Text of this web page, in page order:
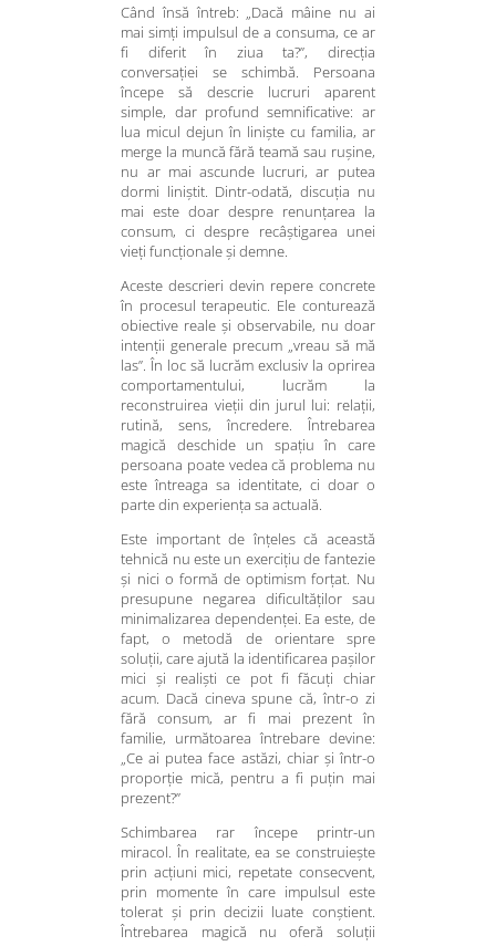
Când însă întreb: „Dacă mâine nu ai
mai simți impulsul de a consuma, ce ar
fi diferit în ziua ta?”, direcția
conversației se schimbă. Persoana
începe să descrie lucruri aparent
simple, dar profund semnificative: ar
lua micul dejun în liniște cu familia, ar
merge la muncă fără teamă sau rușine,
nu ar mai ascunde lucruri, ar putea
dormi liniștit. Dintr-odată, discuția nu
mai este doar despre renunțarea la
consum, ci despre recâștigarea unei
vieți funcționale și demne.
Aceste descrieri devin repere concrete
în procesul terapeutic. Ele conturează
obiective reale și observabile, nu doar
intenții generale precum „vreau să mă
las”. În loc să lucrăm exclusiv la oprirea
comportamentului, lucrăm la
reconstruirea vieții din jurul lui: relații,
rutină, sens, încredere. Întrebarea
magică deschide un spațiu în care
persoana poate vedea că problema nu
este întreaga sa identitate, ci doar o
parte din experiența sa actuală.
Este important de înțeles că această
tehnică nu este un exercițiu de fantezie
și nici o formă de optimism forțat. Nu
presupune negarea dificultăților sau
minimalizarea dependenței. Ea este, de
fapt, o metodă de orientare spre
soluții, care ajută la identificarea pașilor
mici și realiști ce pot fi făcuți chiar
acum. Dacă cineva spune că, într-o zi
fără consum, ar fi mai prezent în
familie, următoarea întrebare devine:
„Ce ai putea face astăzi, chiar și într-o
proporție mică, pentru a fi puțin mai
prezent?”
Schimbarea rar începe printr-un
miracol. În realitate, ea se construiește
prin acțiuni mici, repetate consecvent,
prin momente în care impulsul este
tolerat și prin decizii luate conștient.
Întrebarea magică nu oferă soluții